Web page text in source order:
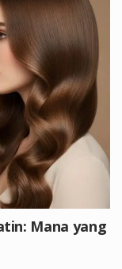
Mana yang